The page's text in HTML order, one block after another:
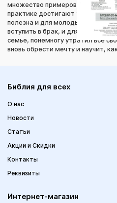
множество примеров Гэри
практике достигают таких
полезна и для молодых людей,
вступить в брак, и для тех, кто,
семье, понемногу утратил все
вновь обрести мечту и научит,
Библия для всех
О нас
Новости
Статьи
Акции и Скидки
Контакты
Реквизиты
Интернет-магазин